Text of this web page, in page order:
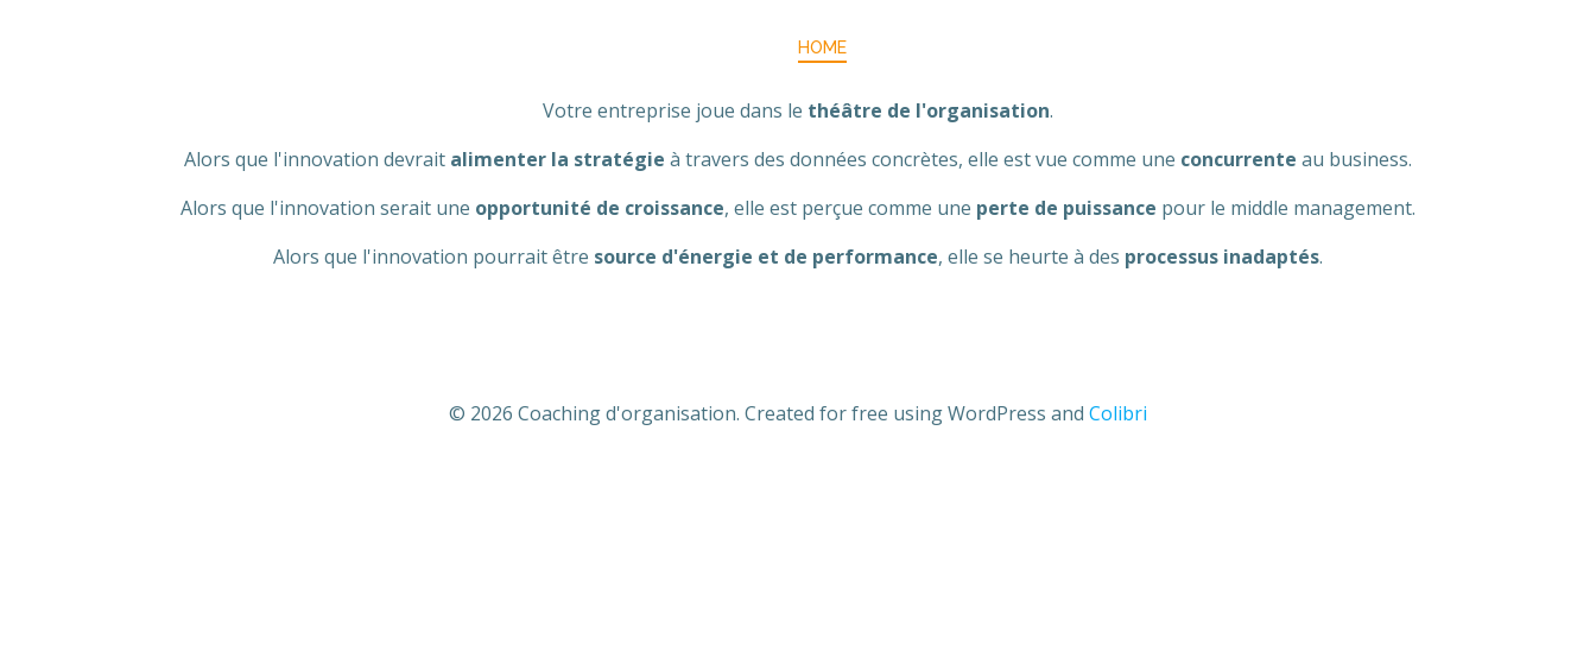
HOME
Votre entreprise joue dans le théâtre de l'organisation.
Alors que l'innovation devrait alimenter la stratégie à travers des données concrètes, elle est vue comme une concurrente au business.
Alors que l'innovation serait une opportunité de croissance, elle est perçue comme une perte de puissance pour le middle management.
Alors que l'innovation pourrait être source d'énergie et de performance, elle se heurte à des processus inadaptés.
© 2026 Coaching d'organisation. Created for free using WordPress and Colibri